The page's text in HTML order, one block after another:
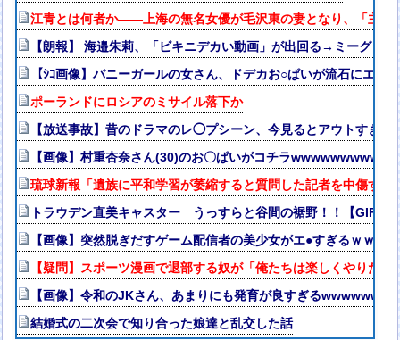
江青とは何者か——上海の無名女優が毛沢東の妻となり、「主席
【朗報】 海邉朱莉、「ビキニデカい動画」が出回る→ミーグリ
【ｼｺ画像】バニーガールの女さん、ドデカお○ぱいが流石にエ口
ポーランドにロシアのミサイル落下か
【放送事故】昔のドラマのレ◯プシーン、今見るとアウトすぎる
【画像】村重杏奈さん(30)のお〇ぱいがコチラ
琉球新報「遺族に平和学習が萎縮すると質問した記者を中傷する
トラウデン直美キャスター うっすらと谷間の裾野！！【GIF動
【画像】突然脱ぎだすゲーム配信者の美少女がエ●すぎるｗｗｗ
【疑問】スポーツ漫画で退部する奴が「俺たちは楽しくやりた
【画像】令和のJKさん、あまりにも発育が良すぎるwwwwwwww
結婚式の二次会で知り合った娘達と乱交した話